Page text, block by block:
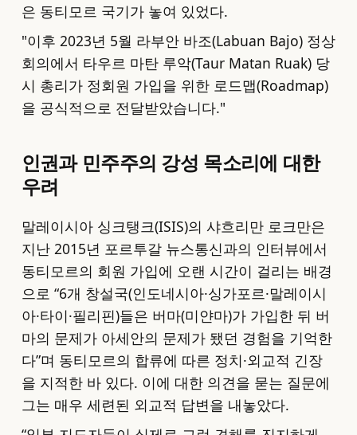
은 동티모르 국기가 놓여 있었다.
"이후 2023년 5월 라부안 바조(Labuan Bajo) 정상
회의에서 타우르 마탄 루악(Taur Matan Ruak) 당
시 총리가 정회원 가입을 위한 로드맵(Roadmap)
을 공식적으로 전달받았습니다."
인권과 민주주의 강성 목소리에 대한
우려
말레이시아 싱크탱크(ISIS)의 샤흐리만 로크만은
지난 2015년 포르투갈 뉴스통신과의 인터뷰에서
동티모르의 회원 가입에 오랜 시간이 걸리는 배경
으로 “6개 창설국(인도네시아·싱가포르·말레이시
아·타이·필리핀)들은 버마(미얀마)가 가입한 뒤 버
마의 문제가 아세안의 문제가 됐던 경험을 기억한
다”며 동티모르의 합류에 따른 정치·외교적 긴장
을 지적한 바 있다. 이에 대한 의견을 묻는 질문에
그는 매우 세련된 외교적 답변을 내놓았다.